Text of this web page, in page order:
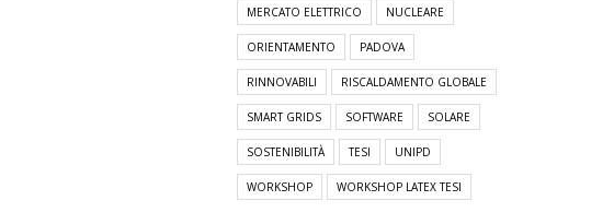
MERCATO ELETTRICO NUCLEARE
ORIENTAMENTO PADOVA
RINNOVABILI RISCALDAMENTO GLOBALE
SMART GRIDS SOFTWARE SOLARE
SOSTENIBILITÀ TESI UNIPD
WORKSHOP WORKSHOP LATEX TESI